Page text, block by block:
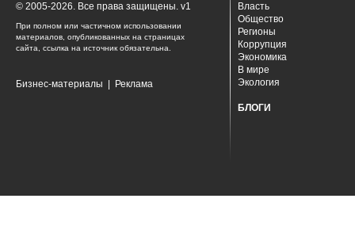
© 2005-2026. Все права защищены. v1
При полном или частичном использовании
материалов, опубликованных на страницах
сайта, ссылка на источник обязательна.
Бизнес-материалы Реклама
Власть
Общество
Регионы
Коррупция
Экономика
В мире
Экология
БЛОГИ